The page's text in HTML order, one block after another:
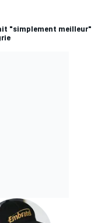
"simplement meilleur"